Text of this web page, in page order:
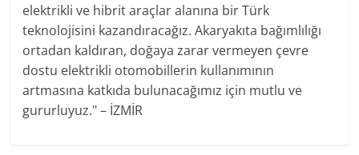
elektrikli ve hibrit araçlar alanına bir Türk
teknolojisini kazandıracağız. Akaryakıta bağımlılığı
ortadan kaldıran, doğaya zarar vermeyen çevre
dostu elektrikli otomobillerin kullanımının
artmasına katkıda bulunacağımız için mutlu ve
gururluyuz." – İZMİR